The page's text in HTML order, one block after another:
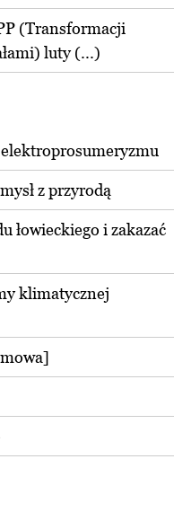
(Transformacji
luty (...)
z przyrodą
łowieckiego i zakazać
klimatycznej